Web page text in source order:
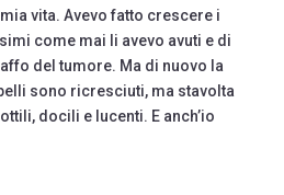
vita. Avevo fatto crescere i
come mai li avevo avuti e di
del tumore. Ma di nuovo la
sono ricresciuti, ma stavolta
docili e lucenti. E anch’io